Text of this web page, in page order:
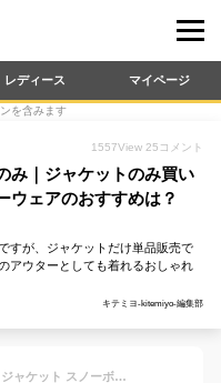
レディース マイページ
を含みます
1557View 25 コメント
み｜ジャケットのみ買い
ウェアのおすすめは？
すが、ジャケットだけ単品販売で
アウターとしても着れるおしゃれ
キテミヨ-kitemiyo-編集部
全品10%OFF券配布 スキーウェア ジャケット スノーボードウェア 100～150 キッズ スノーボード ボードウェア スノボウェア ジュニア スノボ スノボー ウェア ウエア スノーウェア 激安 子供用 メンズ レディース PPJJ-1201